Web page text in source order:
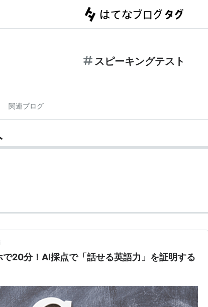
スピーキングテスト
関連ブログ
で20分！AI採点で「話せる英語力」を証明する